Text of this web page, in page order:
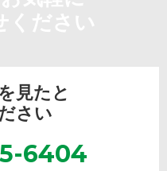
見たと
さい
6404